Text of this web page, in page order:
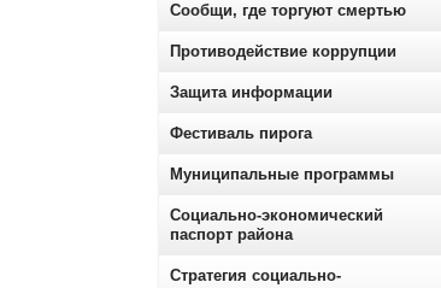
Сообщи, где торгуют смертью
Противодействие коррупции
Защита информации
Фестиваль пирога
Муниципальные программы
Социально-экономический
паспорт района
Стратегия социально-